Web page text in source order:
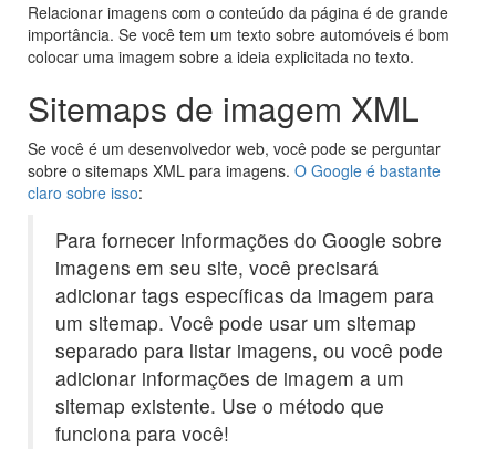
Relacionar imagens com o conteúdo da página é de grande
importância. Se você tem um texto sobre automóveis é bom
colocar uma imagem sobre a ideia explicitada no texto.
Sitemaps de imagem XML
Se você é um desenvolvedor web, você pode se perguntar
sobre o sitemaps XML para imagens. O Google é bastante
claro sobre isso:
Para fornecer informações do Google sobre
imagens em seu site, você precisará
adicionar tags específicas da imagem para
um sitemap. Você pode usar um sitemap
separado para listar imagens, ou você pode
adicionar informações de imagem a um
sitemap existente. Use o método que
funciona para você!